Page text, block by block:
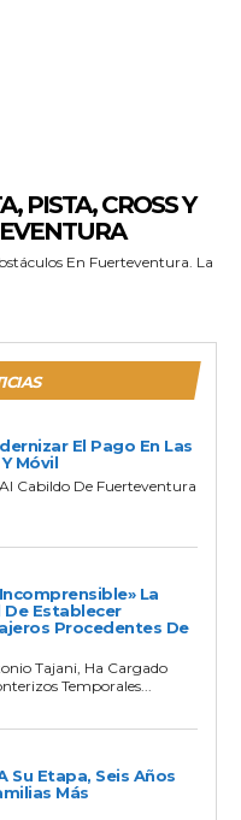
PISTA, CROSS Y
En Fuerteventura. La
El Pago En Las
Móvil
Cabildo De Fuerteventura
La
De Establecer
Procedentes De
Tajani, Ha Cargado
Temporales...
Su Etapa, Seis Años
Más